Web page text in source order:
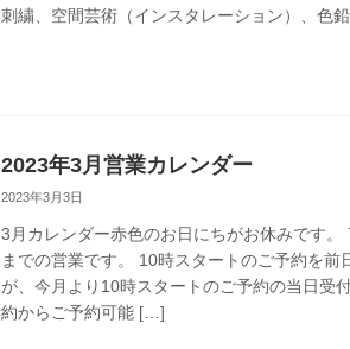
刺繍、空間芸術（インスタレーション）、色
2023年3月営業カレンダー
2023年3月3日
3月カレンダー赤色のお日にちがお休みです
までの営業です。 10時スタートのご予約を前
が、今月より10時スタートのご予約の当日受
約からご予約可能 […]